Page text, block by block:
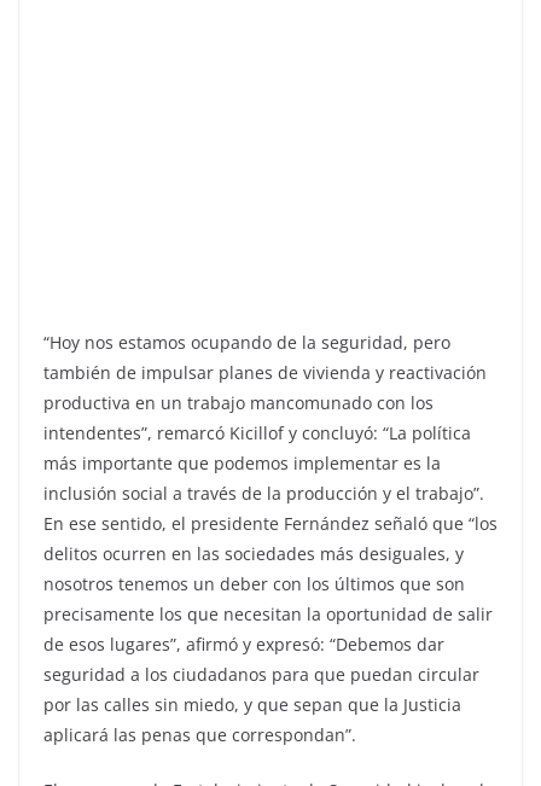
“Hoy nos estamos ocupando de la seguridad, pero
también de impulsar planes de vivienda y reactivación
productiva en un trabajo mancomunado con los
intendentes”, remarcó Kicillof y concluyó: “La política
más importante que podemos implementar es la
inclusión social a través de la producción y el trabajo”.
En ese sentido, el presidente Fernández señaló que “los
delitos ocurren en las sociedades más desiguales, y
nosotros tenemos un deber con los últimos que son
precisamente los que necesitan la oportunidad de salir
de esos lugares”, afirmó y expresó: “Debemos dar
seguridad a los ciudadanos para que puedan circular
por las calles sin miedo, y que sepan que la Justicia
aplicará las penas que correspondan”.